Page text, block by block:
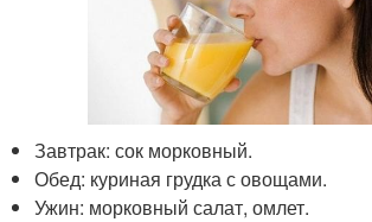
Завтрак: сок морковный.
Обед: куриная грудка с овощами.
Ужин: морковный салат, омлет.